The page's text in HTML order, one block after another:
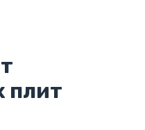
плит